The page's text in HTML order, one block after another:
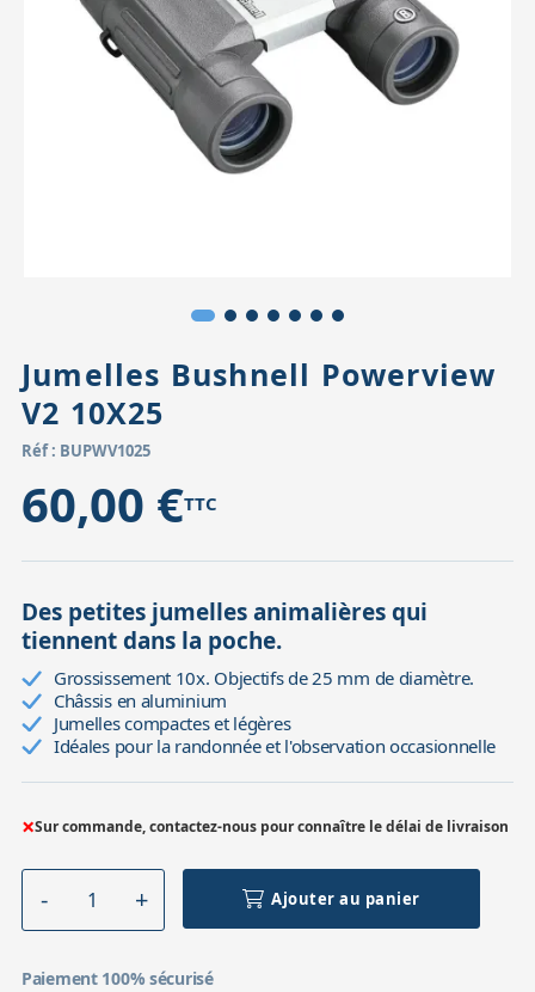
Accessoires pour montures
Têtes
Pièces détachées
Jumelles Bushnell Powerview
V2 10X25
Réf : BUPWV1025
60,00 €TTC
Des petites jumelles animalières qui
tiennent dans la poche.
Grossissement 10x. Objectifs de 25 mm de diamètre.
Châssis en aluminium
Jumelles compactes et légères
Idéales pour la randonnée et l'observation occasionnelle
×Sur commande, contactez-nous pour connaître le délai de livraison
Ajouter au panier
Paiement 100% sécurisé